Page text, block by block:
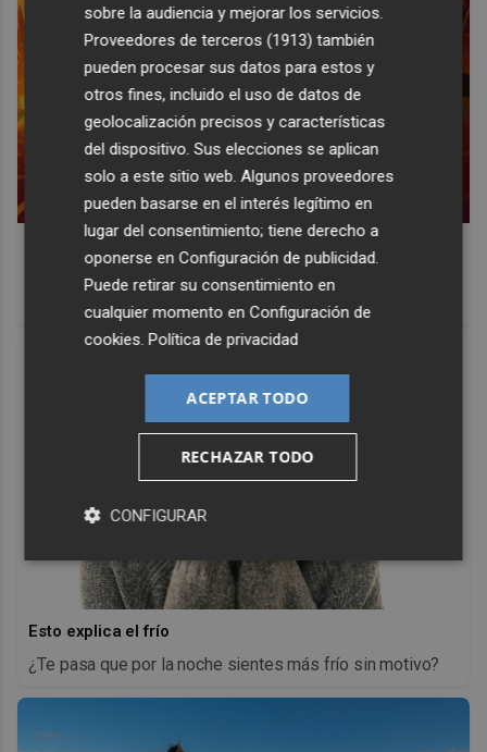
Corepunk MMORPG
Un verdadero MMORPG de la vieja escuela ¡Cómo los de
antes, pero mejor!
Esto explica el frío
¿Te pasa que por la noche sientes más frío sin motivo?
sobre la audiencia y mejorar los servicios.
Proveedores de terceros (1913) también
pueden procesar sus datos para estos y
otros fines, incluido el uso de datos de
geolocalización precisos y características
del dispositivo. Sus elecciones se aplican
solo a este sitio web. Algunos proveedores
pueden basarse en el interés legítimo en
lugar del consentimiento; tiene derecho a
oponerse enConfiguración de publicidad
Puede retirar su consentimiento en
cualquier momento enConfiguración de
cookies .Política de privacidad
ACEPTAR TODO
RECHAZAR TODO
CONFIGURAR